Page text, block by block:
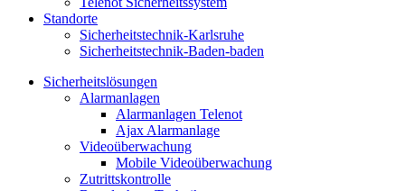
Standorte
Sicherheitstechnik-Karlsruhe
Sicherheitstechnik-Baden-baden
Sicherheitslösungen
Alarmanlagen
Alarmanlagen Telenot
Ajax Alarmanlage
Videoüberwachung
Mobile Videoüberwachung
Zutrittskontrolle